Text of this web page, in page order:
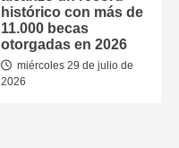
histórico con más de
11.000 becas
otorgadas en 2026
miércoles 29 de julio de
2026